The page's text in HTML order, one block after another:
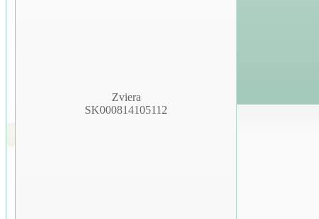
Zviera
SK000814105112